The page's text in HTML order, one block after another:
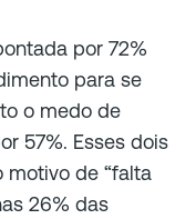
por 72%
para se
o medo de
57%. Esses dois
motivo de “falta
26% das